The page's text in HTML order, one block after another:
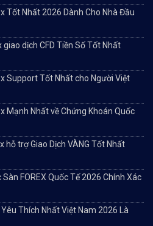
Tốt Nhất 2026 Dành Cho Nhà Đầu
dịch CFD Tiền Số Tốt Nhất
Support Tốt Nhất cho Người Việt
Mạnh Nhất về Chứng Khoán Quốc
hỗ trợ Giao Dịch VÀNG Tốt Nhất
FOREX Quốc Tế 2026 Chính Xác
Thích Nhất Việt Nam 2026 Là